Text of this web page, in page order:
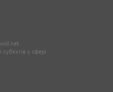
у сфері